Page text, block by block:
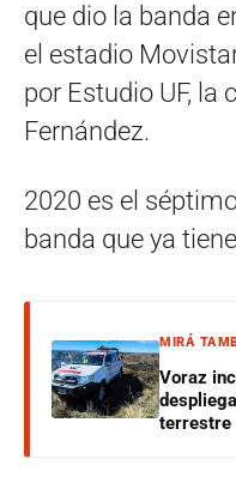
que dio la banda
el estadio
por Estudio UF, la
Fernández.
2020 es el
banda que ya
MIRÁ
Voraz
terrestre